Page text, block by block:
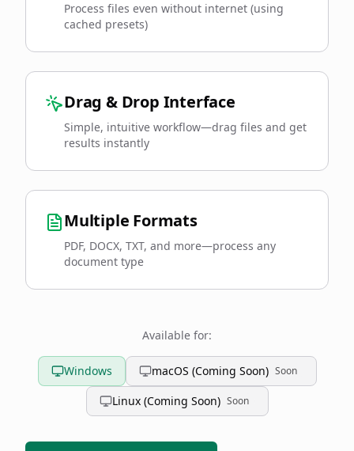
Process files even without internet (using
cached presets)
Drag & Drop Interface
Simple, intuitive workflow—drag files and get
results instantly
Multiple Formats
PDF, DOCX, TXT, and more—process any
document type
Available for:
Windows macOS (Coming Soon) Soon
Linux (Coming Soon) Soon